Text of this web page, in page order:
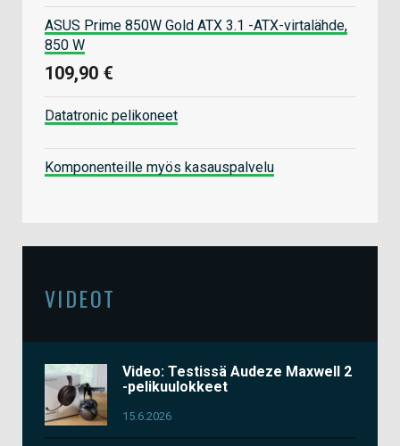
ASUS Prime 850W Gold ATX 3.1 -ATX-virtalähde,
850 W
109,90 €
Datatronic pelikoneet
Komponenteille myös kasauspalvelu
VIDEOT
Video: Testissä Audeze Maxwell 2
-pelikuulokkeet
15.6.2026